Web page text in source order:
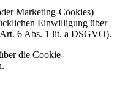
Marketing-Cookies)
Einwilligung über
6 Abs. 1 lit. a DSGVO).
die Cookie-